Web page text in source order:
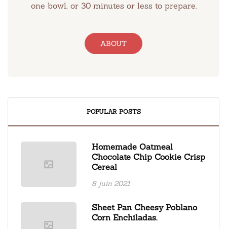
one bowl, or 30 minutes or less to prepare.
ABOUT
POPULAR POSTS
Homemade Oatmeal
Chocolate Chip Cookie Crisp
Cereal
8 juin 2021
Sheet Pan Cheesy Poblano
Corn Enchiladas.